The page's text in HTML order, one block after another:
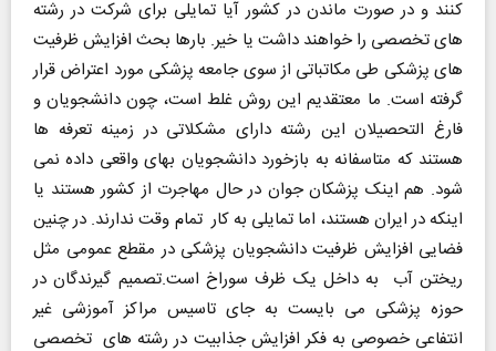
کنند و در صورت ماندن در کشور آیا تمایلی برای شرکت در رشته
های تخصصی را خواهند داشت یا خیر. بارها بحث افزایش ظرفیت
های پزشکی طی مکاتباتی از سوی جامعه پزشکی مورد اعتراض قرار
گرفته است. ما معتقدیم این روش غلط است، چون دانشجویان و
فارغ التحصیلان این رشته دارای مشکلاتی در زمینه تعرفه ها
هستند که متاسفانه به بازخورد دانشجویان بهای واقعی داده نمی
شود. هم اینک پزشکان جوان در حال مهاجرت از کشور هستند یا
اینکه در ایران هستند، اما تمایلی به کار تمام وقت ندارند. در چنین
فضایی افزایش ظرفیت دانشجویان پزشکی در مقطع عمومی مثل
ریختن آب به داخل یک ظرف سوراخ است.تصمیم گیرندگان در
حوزه پزشکی می بایست به جای تاسیس مراکز آموزشی غیر
انتفاعی خصوصی به فکر افزایش جذابیت در رشته های تخصصی